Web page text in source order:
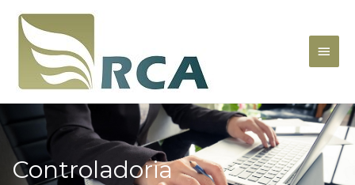
Controladoria